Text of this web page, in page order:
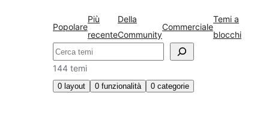
Popolare
Più
recente
Della
Community
Commerciale
Temi a
blocchi
Cerca
144 temi
0 layout 0 funzionalità 0 categorie